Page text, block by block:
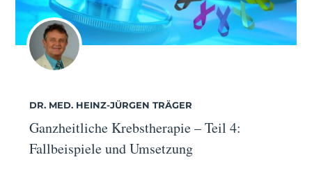
DR. MED. HEINZ-JÜRGEN TRÄGER
Ganzheitliche Krebstherapie – Teil 4:
Fallbeispiele und Umsetzung